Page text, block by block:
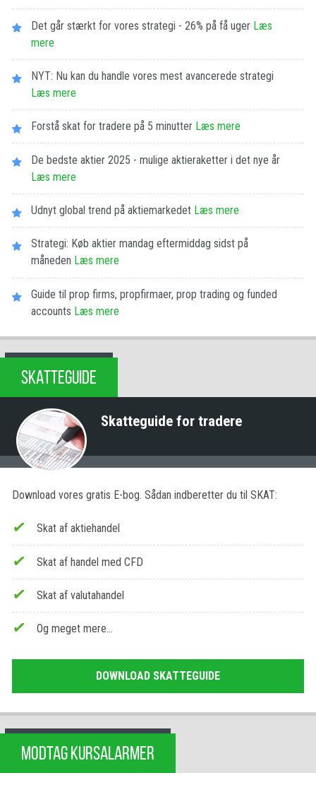
Det går stærkt for vores strategi - 26% på få uger Læs
mere
NYT: Nu kan du handle vores mest avancerede strategi
Læs mere
Forstå skat for tradere på 5 minutter Læs mere
De bedste aktier 2025 - mulige aktieraketter i det nye år
Læs mere
Udnyt global trend på aktiemarkedet Læs mere
Strategi: Køb aktier mandag eftermiddag sidst på
måneden Læs mere
Guide til prop firms, propfirmaer, prop trading og funded
accounts Læs mere
SKATTEGUIDE
Skatteguide for tradere
Download vores gratis E-bog. Sådan indberetter du til SKAT:
Skat af aktiehandel
Skat af handel med CFD
Skat af valutahandel
Og meget mere…
DOWNLOAD SKATTEGUIDE
MODTAG KURSALARMER